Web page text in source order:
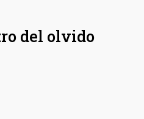
del olvido